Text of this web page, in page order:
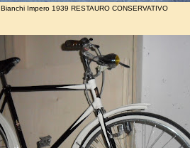
Bianchi Impero 1939 RESTAURO CONSERVATIVO